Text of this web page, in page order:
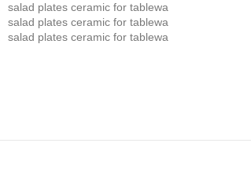
salad plates ceramic for tablewa
salad plates ceramic for tablewa
salad plates ceramic for tablewa